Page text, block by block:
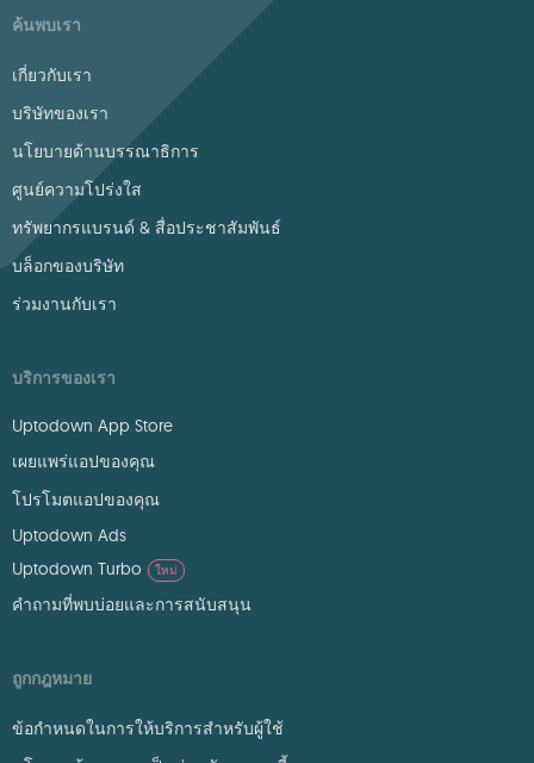
ค้นพบเรา
เกี่ยวกับเรา
บริษัทของเรา
นโยบายด้านบรรณาธิการ
ศูนย์ความโปร่งใส
ทรัพยากรแบรนด์ & สื่อประชาสัมพันธ์
บล็อกของบริษัท
ร่วมงานกับเรา
บริการของเรา
Uptodown App Store
เผยแพร่แอปของคุณ
โปรโมตแอปของคุณ
Uptodown Ads
Uptodown Turbo
ใหม่
คำถามที่พบบ่อยและการสนับสนุน
ถูกกฎหมาย
ข้อกำหนดในการให้บริการสำหรับผู้ใช้